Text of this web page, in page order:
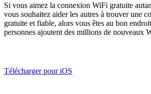
Si vous aimez la connexion WiFi gratuite
vous souhaitez aider les autres à trouver une
gratuite et fiable, alors vous êtes au bon
personnes ajoutent des millions de nouveaux
Télécharger pour iOS